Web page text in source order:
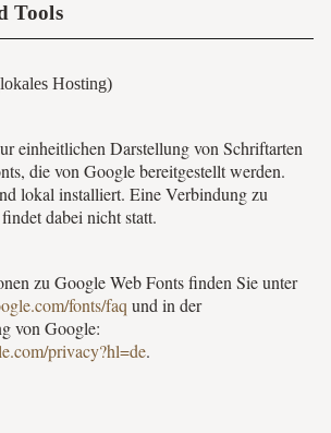
Tools
Hosting)
einheitlichen Darstellung von Schriftarten
die von Google bereitgestellt werden.
lokal installiert. Eine Verbindung zu
dabei nicht statt.
zu Google Web Fonts finden Sie unter
fonts/faq und in der
von Google:
privacy?hl=de.